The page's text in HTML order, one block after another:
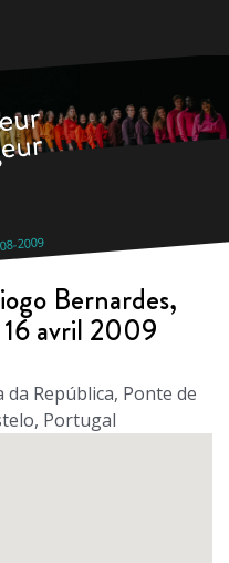
2009
Bernardes,
avril 2009
da República, Ponte de
Portugal